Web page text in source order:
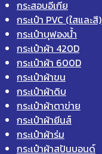
กระสอบอีเกีย
กระเป๋า PVC (ใสและสี)
กระเป๋าบุฟองน้ำ
กระเป๋าผ้า 420D
กระเป๋าผ้า 600D
กระเป๋าผ้าขน
กระเป๋าผ้าดิบ
กระเป๋าผ้าตาข่าย
กระเป๋าผ้ายีนส์
กระเป๋าผ้าร่ม
กระเป๋าผ้าสปันบอนด์